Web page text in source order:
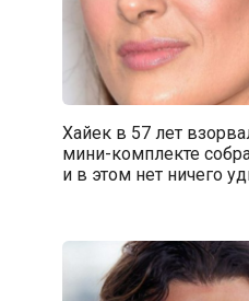
Хайек в 57 лет
мини-комплекте
и в этом нет ничего